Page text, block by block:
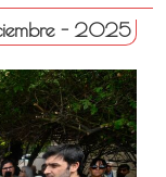
- 2025